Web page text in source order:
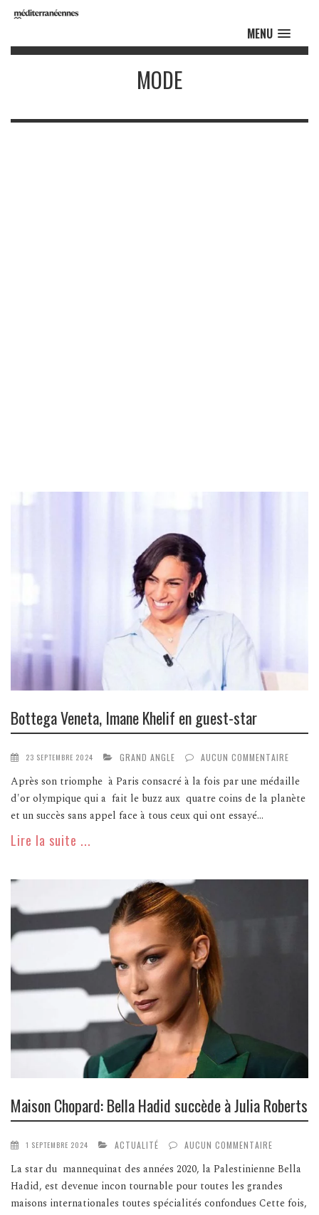
MENU
MODE
Bottega Veneta, Imane Khelif en guest-star
23 SEPTEMBRE 2024 GRAND ANGLE AUCUN COMMENTAIRE
Après son triomphe à Paris consacré à la fois par une médaille
d'or olympique qui a fait le buzz aux quatre coins de la planète
et un succès sans appel face à tous ceux qui ont essayé...
Lire la suite ...
Maison Chopard: Bella Hadid succède à Julia Roberts
1 SEPTEMBRE 2024 ACTUALITÉ AUCUN COMMENTAIRE
La star du mannequinat des années 2020, la Palestinienne Bella
Hadid, est devenue incon tournable pour toutes les grandes
maisons internationales toutes spécialités confondues Cette fois,